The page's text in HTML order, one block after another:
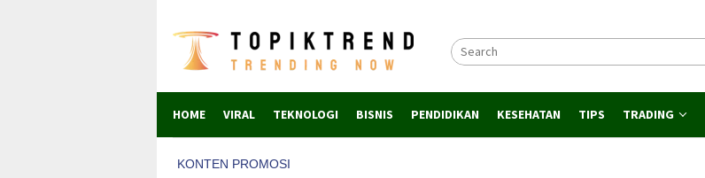
content
HOME VIRAL TEKNOLOGI BISNIS PENDIDIKAN KESEHATAN TIPS TRADING